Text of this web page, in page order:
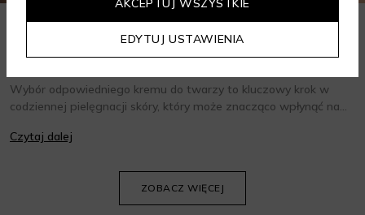
Jak wybrać krem do twarzy w zależności od potrzeb?
Poradnik
Wybór odpowiedniego kremu do twarzy to kluczowy krok w
codziennej pielęgnacji skóry, który może znacząco wpłynąć na
oraz wiedzieć, jak dopasować je do potrzeb własnej skóry.
Czytaj dalej
ZOBACZ WIĘCEJ
EDYTUJ USTAWIENIA